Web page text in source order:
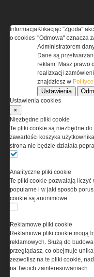
REGULAMIN
Regulamin określa
www.special-ops.pl
Korzystanie z portalu
przez Grupa MEDIUM
odpowiedzialnością
0000537655, NIP
(zwana dalej Grupa
Ta witryna
informacji na Twoim
w celu świadczenia
w tym w sposób
Informacja
o cookies
Klikacjąc "Zgoda"
"Odmowa" oznacza
Administratorem
Dane są
reklam. Masz prawo
realizxacji
znajdziesz w
Ustawienia
Ustawienia cookies
×
Niezbędne pliki cookie
Te pliki cookie są niezbędne do
zawartości koszyka
strona nie będzie działała
Analityczne pliki cookie
Te pliki cookie pozwalają liczyć
popularne i w jaki sposób
cookie są anonimowe.
Reklamowe pliki cookie
Reklamowe pliki cookie mogą
reklamowych. Służą do
przeglądasz, co obejmuje
zezwolisz na te pliki cookie,
na Twoich zainteresowaniach.